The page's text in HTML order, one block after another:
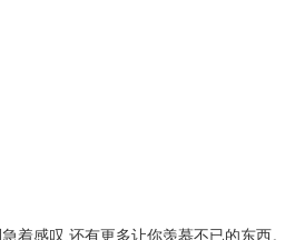
着感叹,还有更多让你羡慕不已的东西。